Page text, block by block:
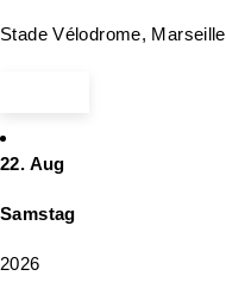
Stade Vélodrome, Marseille
22. Aug
Samstag
2026